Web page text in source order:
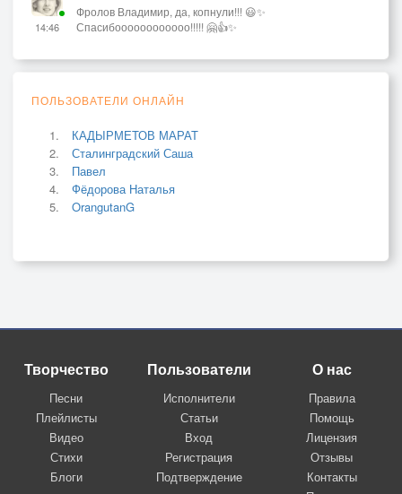
14:46
Фролов Владимир, да, копнули!!! 😃✨
Спасибоооооооооооо!!!!! 🤗👍✨
ПОЛЬЗОВАТЕЛИ ОНЛАЙН
КАДЫРМЕТОВ МАРАТ
Сталинградский Саша
Павел
Фёдорова Наталья
OrangutanG
Творчество
Песни
Плейлисты
Видео
Стихи
Блоги
Пользователи
Исполнители
Статьи
Вход
Регистрация
Подтверждение
О нас
Правила
Помощь
Лицензия
Отзывы
Контакты